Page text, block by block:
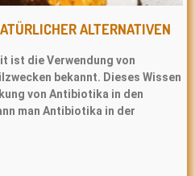
ALTERNATIVEN
ist die Verwendung von
bekannt. Dieses Wissen
von Antibiotika in den
man Antibiotika in der